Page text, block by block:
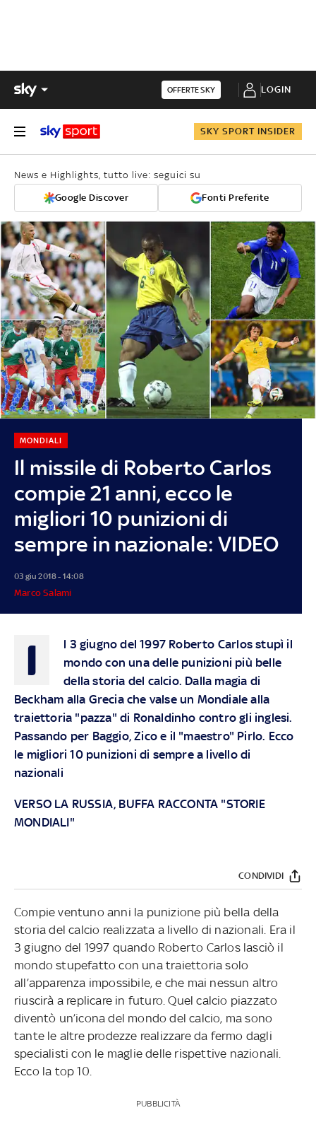
OFFERTE SKY LOGIN
SKY SPORT INSIDER
News e Highlights, tutto live: seguici su
Google Discover Fonti Preferite
Il missile di Roberto Carlos
compie 21 anni, ecco le
migliori 10 punizioni di
sempre in nazionale: VIDEO
MONDIALI
03 giu 2018 - 14:08
Marco Salami
I
l 3 giugno del 1997 Roberto Carlos stupì il
mondo con una delle punizioni più belle
della storia del calcio. Dalla magia di
Beckham alla Grecia che valse un Mondiale alla
traiettoria "pazza" di Ronaldinho contro gli inglesi.
Passando per Baggio, Zico e il "maestro" Pirlo. Ecco
le migliori 10 punizioni di sempre a livello di
nazionali
VERSO LA RUSSIA, BUFFA RACCONTA "STORIE
MONDIALI"
CONDIVIDI
Compie ventuno anni la punizione più bella della
storia del calcio realizzata a livello di nazionali. Era il
3 giugno del 1997 quando Roberto Carlos lasciò il
mondo stupefatto con una traiettoria solo
all’apparenza impossibile, e che mai nessun altro
riuscirà a replicare in futuro. Quel calcio piazzato
diventò un’icona del mondo del calcio, ma sono
tante le altre prodezze realizzare da fermo dagli
specialisti con le maglie delle rispettive nazionali.
Ecco la top 10.
PUBBLICITÀ